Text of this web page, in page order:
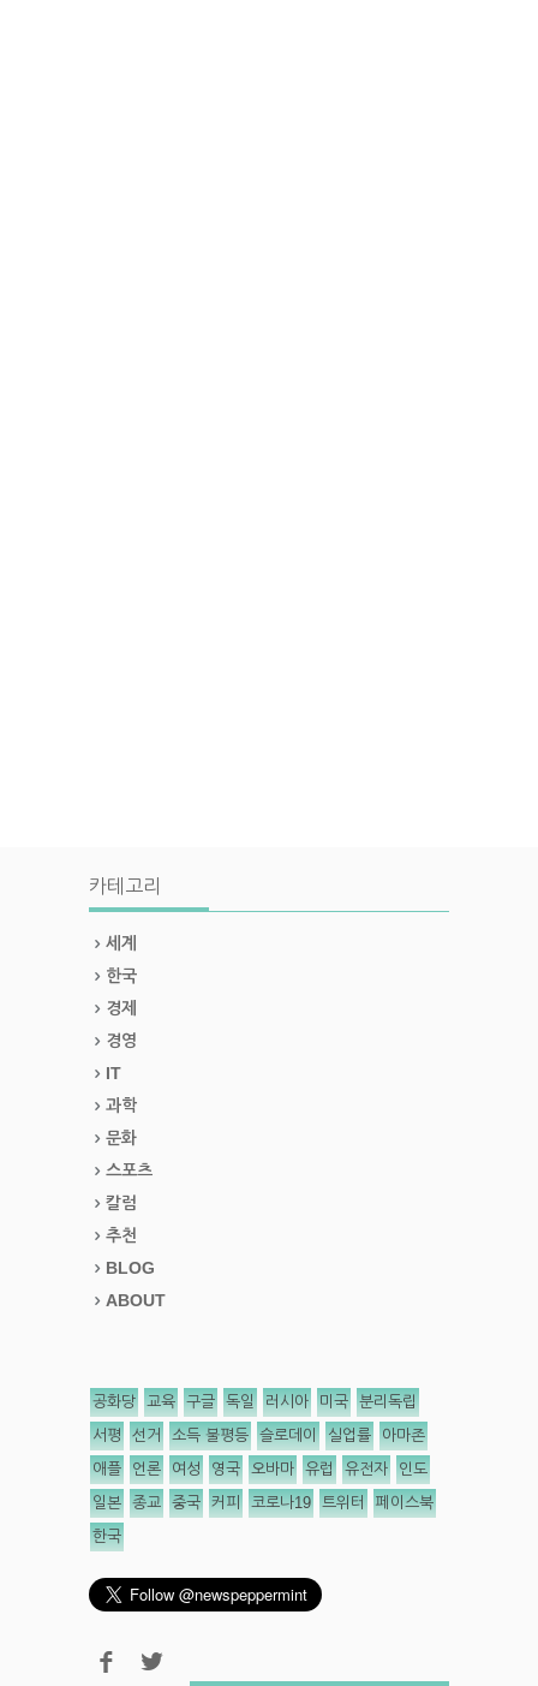
카테고리
세계
한국
경제
경영
IT
과학
문화
스포츠
칼럼
추천
BLOG
ABOUT
공화당 교육 구글 독일 러시아 미국 분리독립
서평 선거 소득 불평등 슬로데이 실업률 아마존
애플 언론 여성 영국 오바마 유럽 유전자 인도
일본 종교 중국 커피 코로나19 트위터 페이스북
한국